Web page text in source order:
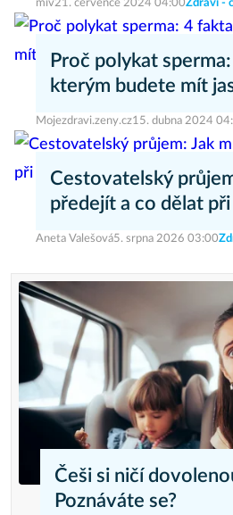
miv21. července 2024 04:00Zdraví -
Proč polykat
kterým budete mít
Mojezdravi.zeny.cz15. dubna 2024
Cestovatelský
předejít a co dělat při
Aneta Valešová5. srpna 2026 03:00
Češi si ničí
Poznáváte se?